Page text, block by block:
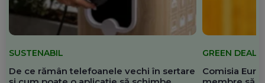
SUSTENABIL
De ce rămân telefoanele vechi în sertare
GREEN DEAL
Comisia